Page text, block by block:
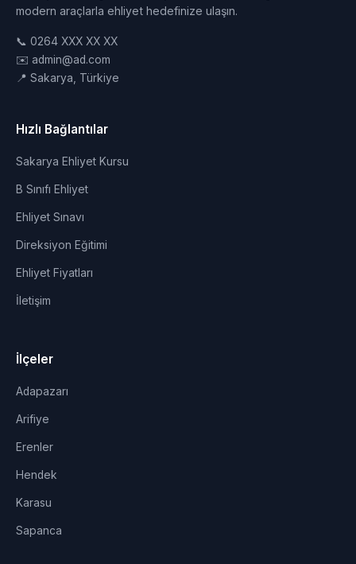
modern araçlarla ehliyet hedefinize ulaşın.
📞 0264 XXX XX XX
✉️ admin@ad.com
📍 Sakarya, Türkiye
Hızlı Bağlantılar
Sakarya Ehliyet Kursu
B Sınıfı Ehliyet
Ehliyet Sınavı
Direksiyon Eğitimi
Ehliyet Fiyatları
İletişim
İlçeler
Adapazarı
Arifiye
Erenler
Hendek
Karasu
Sapanca